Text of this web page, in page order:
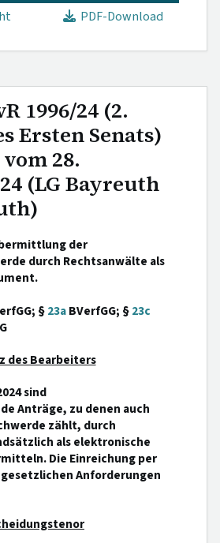
PDF-Download
1996/24 (2.
Ersten Senats)
28.
(LG Bayreuth
der
durch Rechtsanwälte als
§23aBVerfGG; §23c
des Bearbeiters
sind
Anträge, zu denen auch
zählt, durch
als elektronische
Die Einreichung per
Anforderungen